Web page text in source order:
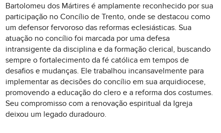
Bartolomeu dos Mártires é amplamente reconhecido por sua
participação no Concílio de Trento, onde se destacou como
um defensor fervoroso das reformas eclesiásticas. Sua
atuação no concílio foi marcada por uma defesa
intransigente da disciplina e da formação clerical, buscando
sempre o fortalecimento da fé católica em tempos de
desafios e mudanças. Ele trabalhou incansavelmente para
implementar as decisões do concílio em sua arquidiocese,
promovendo a educação do clero e a reforma dos costumes.
Seu compromisso com a renovação espiritual da Igreja
deixou um legado duradouro.